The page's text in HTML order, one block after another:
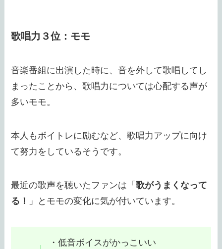
歌唱力３位：モモ
音楽番組に出演した時に、音を外して歌唱してし
まったことから、歌唱力については心配する声が
多いモモ。
本人もボイトレに励むなど、歌唱力アップに向け
て努力をしているそうです。
最近の歌声を聴いたファンは「歌がうまくなって
る！
」とモモの変化に気が付いています。
・低音ボイスがかっこいい